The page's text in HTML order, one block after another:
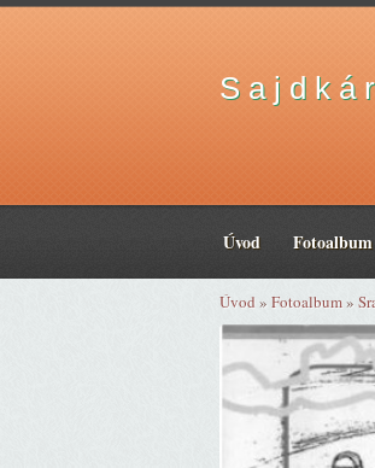
S a j d k á
Úvod Fotoalbum
Úvod » Fotoalbum»